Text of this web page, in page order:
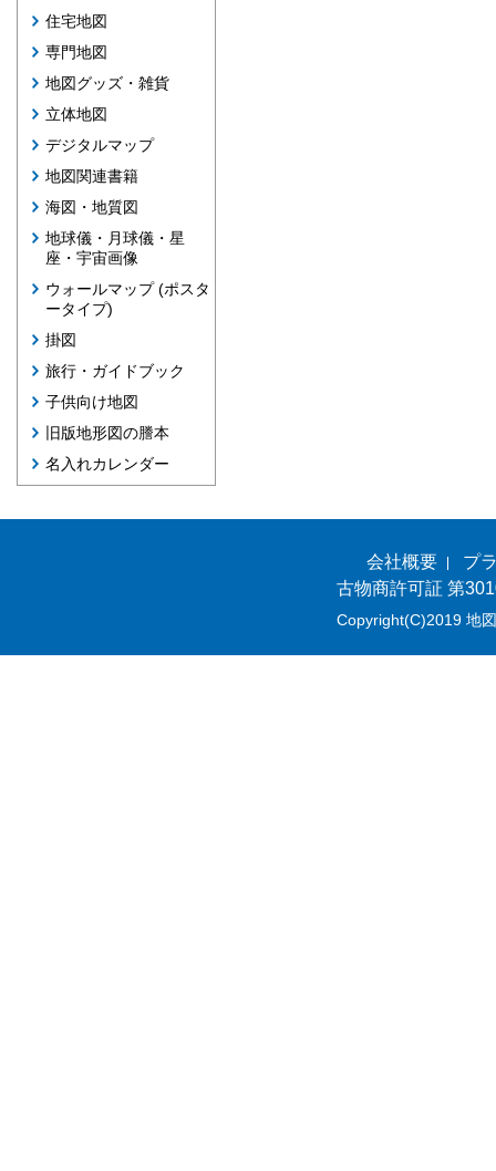
住宅地図
専門地図
地図グッズ・雑貨
立体地図
デジタルマップ
地図関連書籍
海図・地質図
地球儀・月球儀・星
座・宇宙画像
ウォールマップ (ポスタ
ータイプ)
掛図
旅行・ガイドブック
子供向け地図
旧版地形図の謄本
名入れカレンダー
会社概要
プ
古物商許可証 第
Copyright(C)2019 地